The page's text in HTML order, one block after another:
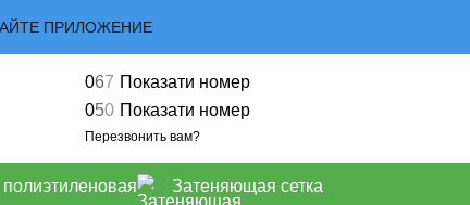
ПРИЛОЖЕНИЕ
067 Показати номер
050 Показати номер
Перезвонить вам?
Затеняющая сетка